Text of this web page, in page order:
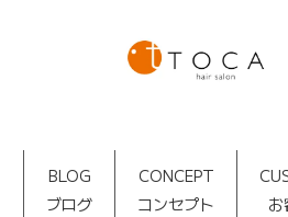
BLOG
ブログ
CONCEPT
コンセプト